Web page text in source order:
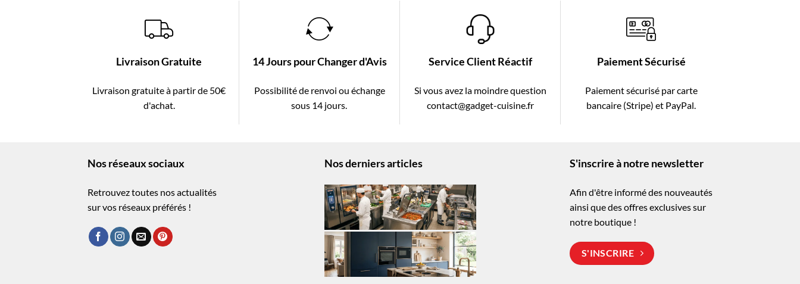
Livraison Gratuite
Livraison gratuite à partir de 50€
d'achat.
14 Jours pour Changer d'Avis
Possibilité de renvoi ou échange
sous 14 jours.
Service Client Réactif
Si vous avez la moindre question
contact@gadget-cuisine.fr
Paiement Sécurisé
Paiement sécurisé par carte
bancaire (Stripe) et PayPal.
Nos réseaux sociaux
Retrouvez toutes nos actualités
sur vos réseaux préférés !
Nos derniers articles S'inscrire à notre newsletter
Afin d'être informé des nouveautés
ainsi que des offres exclusives sur
notre boutique !
S'INSCRIRE